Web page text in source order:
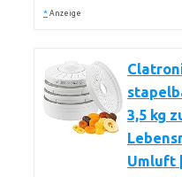
* Anzeige
3,5 kg
Umluft